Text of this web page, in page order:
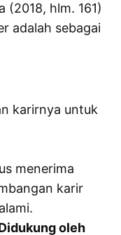
(2018, hlm. 161)
adalah sebagai
karirnya untuk
menerima
karir
oleh